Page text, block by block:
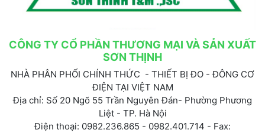
CÔNG TY CỔ PHẦN THƯƠNG MẠI VÀ SẢN XUẤT
SƠN THỊNH
NHÀ PHÂN PHỐI CHÍNH THỨC - THIẾT BỊ ĐO - ĐÔNG CƠ
ĐIỆN TẠI VIỆT NAM
Địa chỉ: Số 20 Ngõ 55 Trần Nguyên Đán- Phường Phương
Liệt - TP. Hà Nội
Điện thoại: 0982.236.865 - 0982.401.714 - Fax: